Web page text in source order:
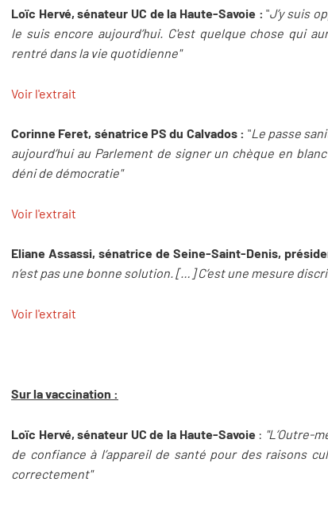
Loïc Hervé, sénateur UC de la Haute-Savoie :"J’y suis
le suis encore aujourd’hui. C'est quelque chose qui
rentré dans la vie quotidienne"
Voir l'extrait
Corinne Feret, sénatrice PS du Calvados : "Le passe
aujourd’hui au Parlement de signer un chèque en
déni de démocratie"
Voir l'extrait
Eliane Assassi, sénatrice de Seine-Saint-Denis,
n’est pas une bonne solution. […] C’est une mesure
Voir l'extrait
Sur la vaccination :
Loïc Hervé, sénateur UC de la Haute-Savoie : "L’Outre-
de confiance à l’appareil de santé pour des raisons
correctement"